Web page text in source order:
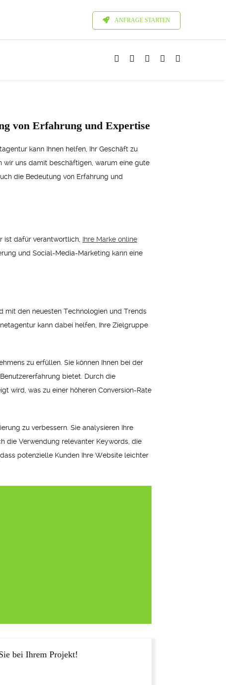
ANFRAGE STARTEN
von Erfahrung und Expertise
kann Ihnen helfen, Ihr Geschäft zu
wir uns damit beschäftigen, warum eine gute
die Bedeutung von Erfahrung und
ist dafür verantwortlich, Ihre Marke online
und Social-Media-Marketing kann eine
mit den neuesten Technologien und Trends
kann dabei helfen, Ihre Zielgruppe
zu erfüllen. Sie können Ihnen bei der
bietet. Durch die
wird, was zu einer höheren Conversion-Rate
zu verbessern. Sie analysieren Ihre
die Verwendung relevanter Keywords, die
potenzielle Kunden Ihre Website leichter
bei Ihrem Projekt!